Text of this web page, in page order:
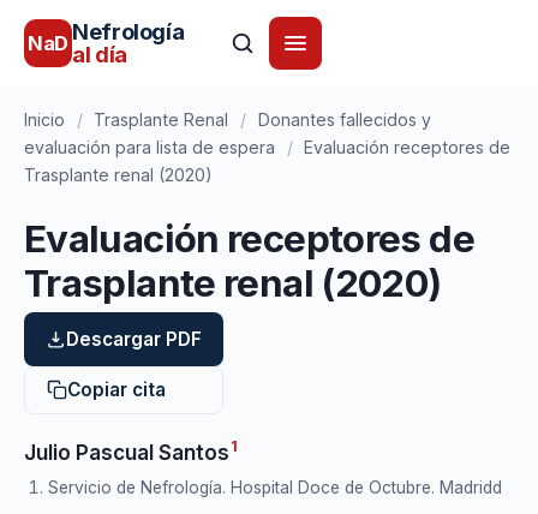
NaD Nefrología
al día
Inicio / Trasplante Renal / Donantes fallecidos y
evaluación para lista de espera
/ Evaluación receptores de
Trasplante renal (2020)
Evaluación receptores de
Trasplante renal (2020)
Descargar PDF
Copiar cita
Julio Pascual Santos 1
Servicio de Nefrología. Hospital Doce de Octubre. Madridd